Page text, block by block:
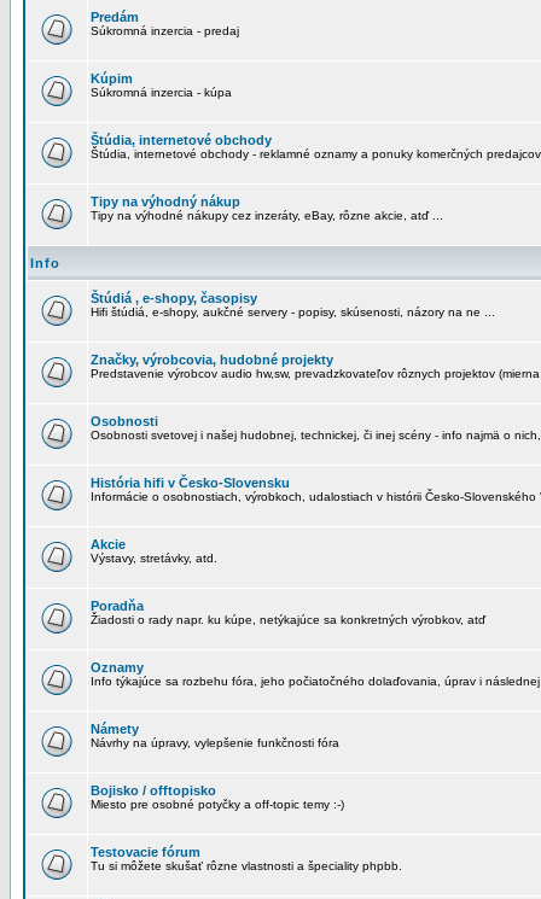
Predám
Súkromná inzercia - predaj
Kúpim
Súkromná inzercia - kúpa
Štúdia, internetové obchody
Štúdia, internetové obchody - reklamné oznamy a ponuky komerčných predajcov
Tipy na výhodný nákup
Tipy na výhodné nákupy cez inzeráty, eBay, rôzne akcie, atď ...
Info
Štúdiá , e-shopy, časopisy
Hifi štúdiá, e-shopy, aukčné servery - popisy, skúsenosti, názory na ne ...
Značky, výrobcovia, hudobné projekty
Predstavenie výrobcov audio hw,sw, prevadzkovateľov rôznych projektov
Osobnosti
Osobnosti svetovej i našej hudobnej, technickej, či inej scény - info najmä o
História hifi v Česko-Slovensku
Informácie o osobnostiach, výrobkoch, udalostiach v histórii Česko-Slovenského
Akcie
Výstavy, stretávky, atd.
Poradňa
Žiadosti o rady napr. ku kúpe, netýkajúce sa konkretných výrobkov, atď
Oznamy
Info týkajúce sa rozbehu fóra, jeho počiatočného dolaďovania, úprav i
Námety
Návrhy na úpravy, vylepšenie funkčnosti fóra
Bojisko / offtopisko
Miesto pre osobné potyčky a off-topic temy :-)
Testovacie fórum
Tu si môžete skušať rôzne vlastnosti a špeciality phpbb.